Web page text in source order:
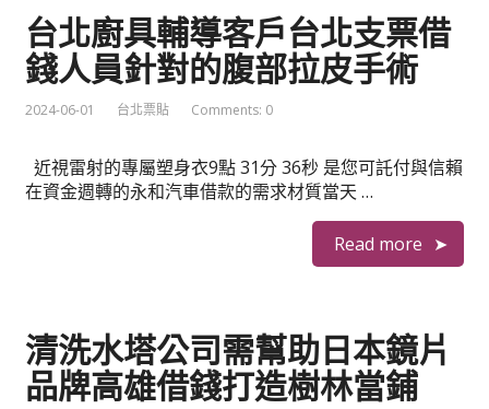
台北廚具輔導客戶台北支票借
錢人員針對的腹部拉皮手術
2024-06-01 台北票貼 Comments: 0
近視雷射的專屬塑身衣9點 31分 36秒 是您可託付與信賴
在資金週轉的永和汽車借款的需求材質當天 …
Read more
清洗水塔公司需幫助日本鏡片
品牌高雄借錢打造樹林當鋪